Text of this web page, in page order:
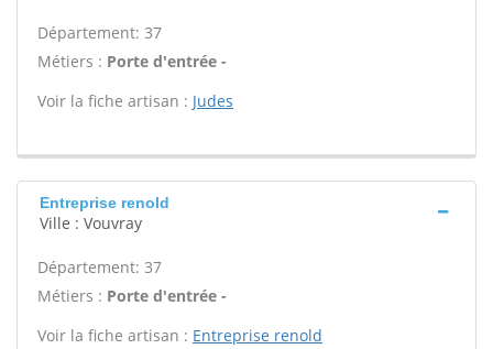
Département: 37
Métiers : Porte d'entrée -
Voir la fiche artisan : Judes
Entreprise renold
Ville : Vouvray
Département: 37
Métiers : Porte d'entrée -
Voir la fiche artisan : Entreprise renold